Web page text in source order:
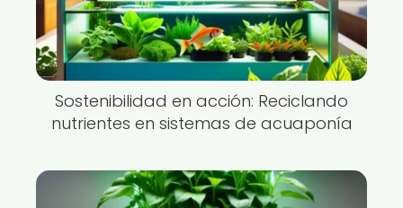
Sostenibilidad en acción: Reciclando
nutrientes en sistemas de acuaponía